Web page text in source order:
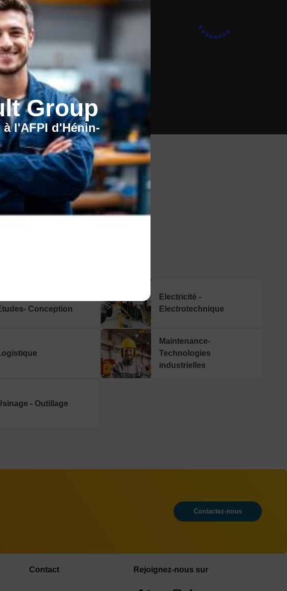
Group
à l'AFPI d'Hénin-
/5
:
Conception
Electricité -
Electrotechnique
Maintenance-
Technologies
industrielles
- Outillage
Contactez-nous
Contact Rejoignez-nous sur